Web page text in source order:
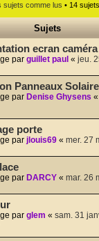
sujets comme lus • 14
Sujets
ecran caméra
par guillet paul « jeu.
Panneaux
par Denise Ghysens «
porte
par jlouis69 « mer. 27
par DARCY « mar. 26
par glem « sam. 31